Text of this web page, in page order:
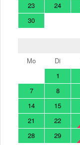
23
24
30
Mo
Di
1
7
8
14
15
21
22
28
29